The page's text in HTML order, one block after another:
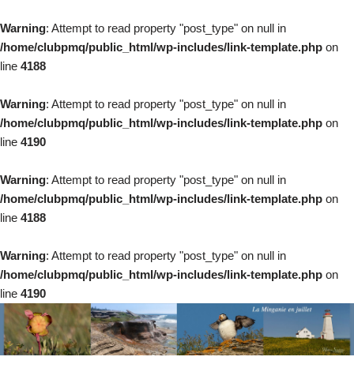
Warning: Attempt to read property "post_type" on null in
/home/clubpmq/public_html/wp-includes/link-template.php on
line 4188
Warning: Attempt to read property "post_type" on null in
/home/clubpmq/public_html/wp-includes/link-template.php on
line 4190
Warning: Attempt to read property "post_type" on null in
/home/clubpmq/public_html/wp-includes/link-template.php on
line 4188
Warning: Attempt to read property "post_type" on null in
/home/clubpmq/public_html/wp-includes/link-template.php on
line 4190